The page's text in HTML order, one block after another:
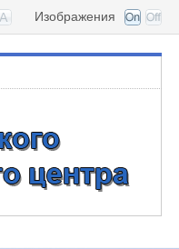
Изображения